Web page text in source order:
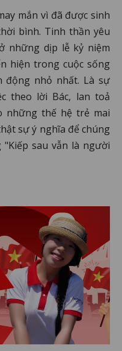
mắn vì đã được sinh
bình. Tinh thần yêu
những dịp lễ kỷ niệm
hiện trong cuộc sống
nhỏ nhất. Là sự
theo lời Bác, lan toả
những thế hệ trẻ mai
sự ý nghĩa để chúng
sau vẫn là người